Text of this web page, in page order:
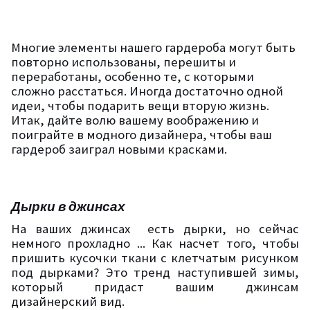
Многие элементы нашего гардероба могут быть
повторно использованы, перешиты и
переработаны, особенно те, с которыми
сложно расстаться. Иногда достаточно одной
идеи, чтобы подарить вещи вторую жизнь.
Итак, дайте волю вашему воображению и
поиграйте в модного дизайнера, чтобы ваш
гардероб заиграл новыми красками.
Дырки в джинсах
На ваших джинсах
есть дырки, но сейчас
немного прохладно ... Как насчет того, чтобы
пришить кусочки ткани с клетчатым рисунком
под дырками? Это тренд наступившей зимы,
который придаст вашим джинсам
дизайнерский вид.